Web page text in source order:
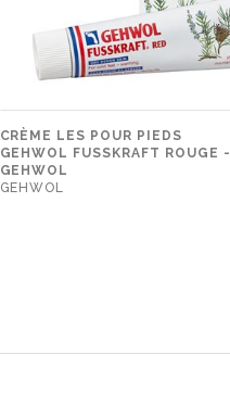
CRÈME LES POUR PIEDS
GEHWOL FUSSKRAFT ROUGE -
GEHWOL
GEHWOL